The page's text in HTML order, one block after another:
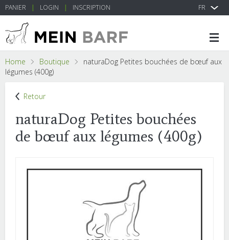
FR
PANIER LOGIN INSCRIPTION
Home Boutique
naturaDog Petites bouchées de bœuf aux
légumes (400g)
Retour
naturaDog Petites bouchées
de bœuf aux légumes (400g)